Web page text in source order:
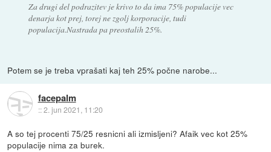
Za drugi del podrazitev je krivo to da ima 75% populacije vec
denarja kot prej, torej ne zgolj korporacije, tudi
populacija.Nastrada pa preostalih 25%.
Potem se je treba vprašati kaj teh 25% počne narobe...
facepalm
::2. jun 2021, 11:20
A so tej procenti 75/25 resnicni ali izmisljeni? Afaik vec kot 25%
populacije nima za burek.